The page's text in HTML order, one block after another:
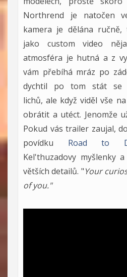
Northrend je natočen
kamera je dělána ručně,
jako custom video
atmosféra je hutná a z
vám přebíhá mráz po
dychtil po tom stát se
lichů, ale když viděl vše
obrátit a utéct. Jenomže
Pokud vás trailer zaujal,
povídku Road to
Kel'thuzadovy myšlenky
větších detailů. "Your
of you."